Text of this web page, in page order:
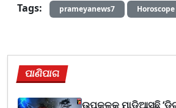
Tags:
prameyanews7 Horoscope
ପାଣିପାଗ
ଉପକୂଳକୁ ମାଡ଼ିଆସୁଛି